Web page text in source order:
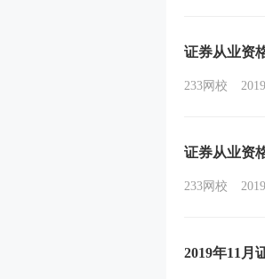
证券从业资
233网校
证券从业资
233网校
2019年11月